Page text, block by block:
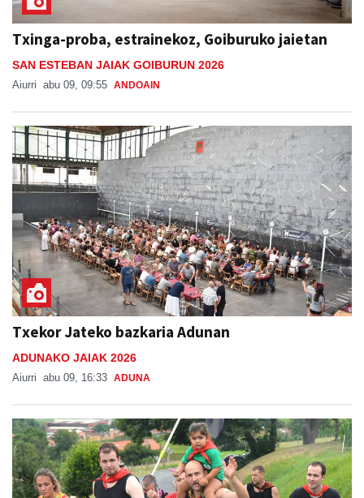
Txinga-proba, estrainekoz, Goiburuko jaietan
SAN ESTEBAN JAIAK GOIBURUN 2026
Aiurri abu 09, 09:55 ANDOAIN
Txekor Jateko bazkaria Adunan
ADUNAKO JAIAK 2026
Aiurri abu 09, 16:33 ADUNA